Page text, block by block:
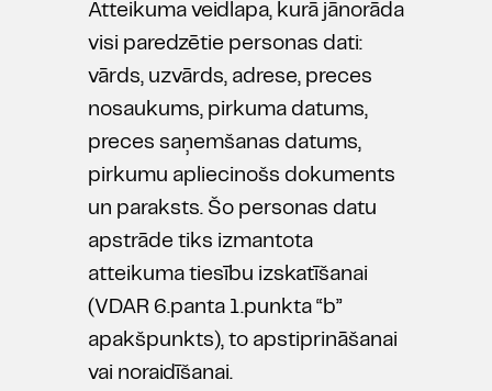
Atteikuma veidlapa, kurā jānorāda
visi paredzētie personas dati:
vārds, uzvārds, adrese, preces
nosaukums, pirkuma datums,
preces saņemšanas datums,
pirkumu apliecinošs dokuments
un paraksts. Šo personas datu
apstrāde tiks izmantota
atteikuma tiesību izskatīšanai
(VDAR 6.panta 1.punkta “b”
apakšpunkts), to apstiprināšanai
vai noraidīšanai.